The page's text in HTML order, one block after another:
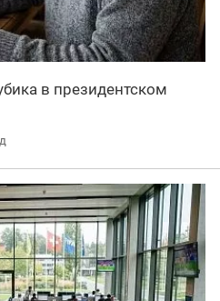
в президентском